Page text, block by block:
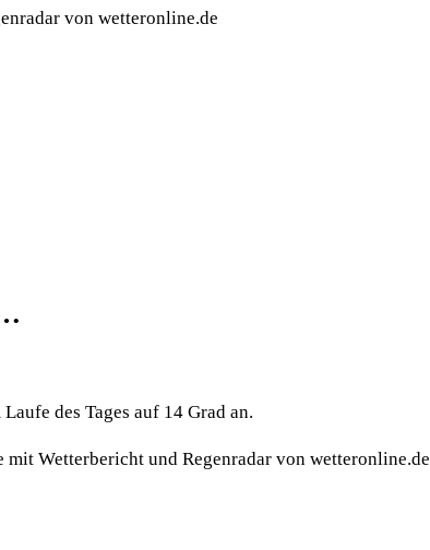
von wetteronline.de
des Tages auf 14 Grad an.
Wetterbericht und Regenradar von wetteronline.de